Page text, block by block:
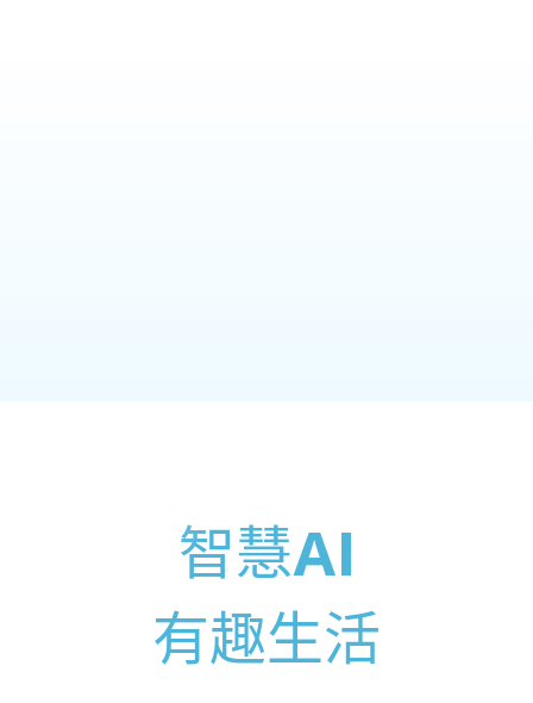
智慧AI
有趣生活